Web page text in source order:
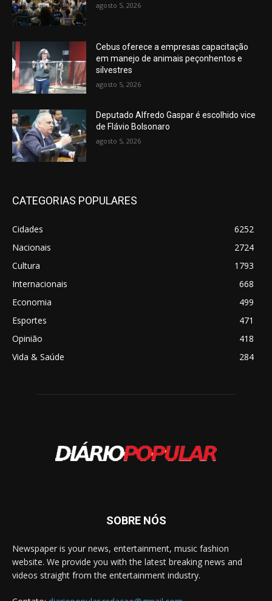
agosto 5, 2026
Cebus oferece a empresas capacitação
em manejo de animais peçonhentos e
silvestres
agosto 5, 2026
Deputado Alfredo Gaspar é escolhido vice
de Flávio Bolsonaro
agosto 5, 2026
CATEGORIAS POPULARES
Cidades
6252
Nacionais
2724
Cultura
1793
Internacionais
668
Economia
499
Esportes
471
Opinião
418
Vida & Saúde
284
SOBRE NÓS
Newspaper is your news, entertainment, music fashion
website. We provide you with the latest breaking news and
videos straight from the entertainment industry.